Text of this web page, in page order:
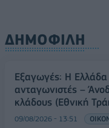
ΔΗΜΟΦΙΛΗ
Εξαγωγές: Η Ελλάδα
ανταγωνιστές –
κλάδους (Εθνική
09/08/2026 - 13:51